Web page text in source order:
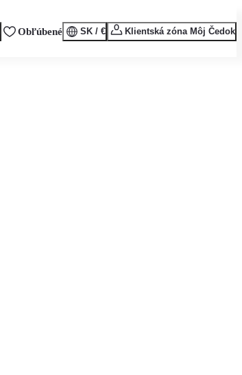
Obľúbené SK / € Klientská zóna Môj Čedok